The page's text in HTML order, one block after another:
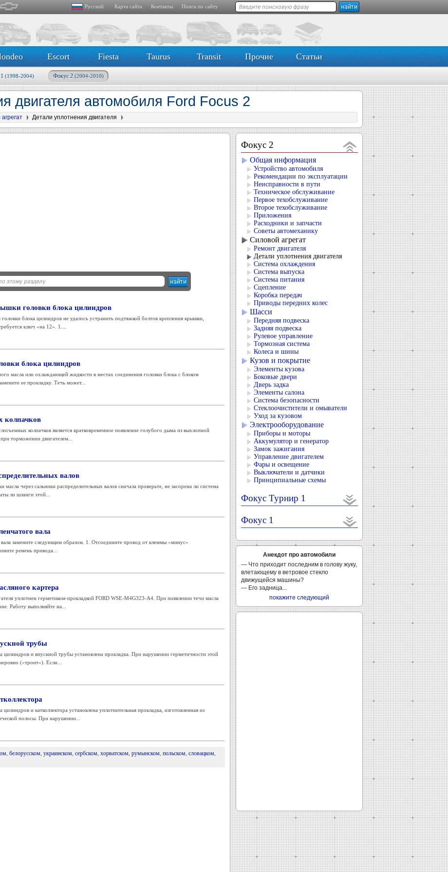
Русский Карта сайта Контакты Поиск по сайту
Escort Fiesta Taurus Transit Прочие Статьи
(1998-2004) Фокус 2 (2004-2010)
двигателя автомобиля Ford Focus 2
Детали уплотнения двигателя
головки блока цилиндров
блока цилиндров не удалось устранить подтяжкой болтов крепления крышки,
ключ «на 12». 1....
блока цилиндров
масла или охлаждающей жидкости в местах соединения головки блока с блоком
ее прокладку. Течь может...
колпачков
колпачков является кратковременное появление голубого дыма из выхлопной
торможении двигателем...
валов
через сальники распределительных валов сначала проверьте, не засорена ли система
ли шланги этой...
вала
вала замените следующим образом. 1. Отсоедините провод от клеммы «минус»
ремень привода...
картера
уплотнен герметиком-прокладкой FORD WSE-M4G323-A4. При появлении течи масла
Работу выполняйте на...
трубы
и впускной трубы установлена прокладка. При нарушении герметичности этой
(«троит»). Если...
и катколлектора установлена уплотнительная прокладка, изготовленная из
полосы. При нарушении...
, белорусском, украинском, сербском, хорватском, румынском, польском, словацком,
Фокус 2
Общая информация
Устройство автомобиля
Рекомендации по эксплуатации
Неисправности в пути
Техническое обслуживание
Первое техобслуживание
Второе техобслуживание
Приложения
Расходники и запчасти
Советы автомеханику
Силовой агрегат
Ремонт двигателя
Детали уплотнения двигателя
Система охлаждения
Система выпуска
Система питания
Сцепление
Коробка передач
Приводы передних колес
Шасси
Передняя подвеска
Задняя подвеска
Рулевое управление
Тормозная система
Колеса и шины
Кузов и покрытие
Элементы кузова
Боковые двери
Дверь задка
Элементы салона
Система безопасности
Стеклоочистители и омыватели
Уход за кузовом
Электрооборудование
Приборы и моторы
Аккумулятор и генератор
Замок зажигания
Управление двигателем
Фары и освещение
Выключатели и датчики
Принципиальные схемы
Фокус Турнир 1
Фокус 1
Анекдот про автомобили
— Что приходит последним в голову жуку,
влетающему в ветровое стекло
движущейся машины?
— Его задница...
покажите следующий